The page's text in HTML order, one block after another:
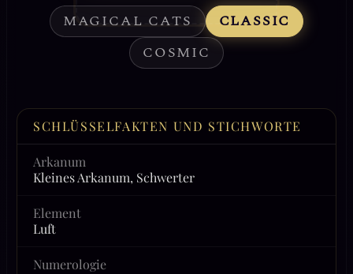
MAGICAL CATS
CLASSIC
COSMIC
SCHLÜSSELFAKTEN UND STICHWORTE
Arkanum
Kleines Arkanum, Schwerter
Element
Luft
Numerologie